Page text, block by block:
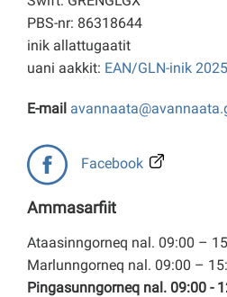
PBS-nr:
inik allattugaatit
uani aakkit: EAN/GLN-inik 2025
E-mail
Facebook
Ammasarfiit
Ataasinngorneq nal. 09:00 –
Marlunngorneq nal. 09:00 –
Pingasunngorneq nal. 09:00 -